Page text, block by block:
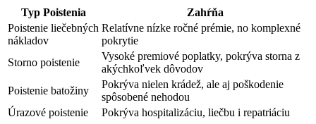
Typ Poistenia
Zahŕňa
Poistenie liečebných
nákladov
Relatívne nízke ročné prémie, no komplexné
pokrytie
Storno poistenie
Vysoké premiové poplatky, pokrýva storna z
akýchkoľvek dôvodov
Poistenie batožiny
Pokrýva nielen krádež, ale aj poškodenie
spôsobené nehodou
Úrazové poistenie
Pokrýva hospitalizáciu, liečbu i repatriáciu